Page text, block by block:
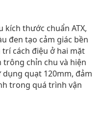
kích thước chuẩn ATX,
đen tạo cảm giác bền
cách điệu ở hai mặt
chỉn chu và hiện
quạt 120mm, đảm
trong quá trình vận